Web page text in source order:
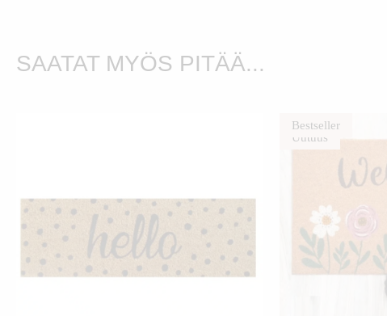
SAATAT MYÖS PITÄÄ...
Uutuus
Ale!
Bestseller